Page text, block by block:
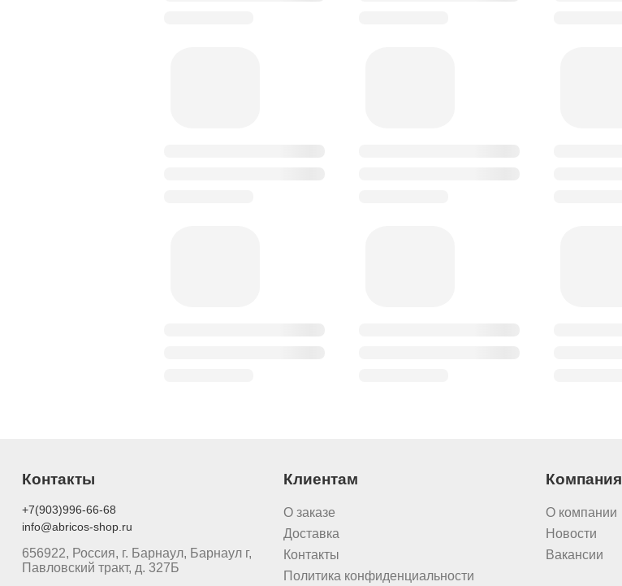
Контакты
+7(903)996-66-68
info@abricos-shop.ru
656922, Россия, г. Барнаул, Барнаул г,
Павловский тракт, д. 327Б
Клиентам
О заказе
Доставка
Контакты
Политика конфиденциальности
Компания
О компании
Новости
Вакансии